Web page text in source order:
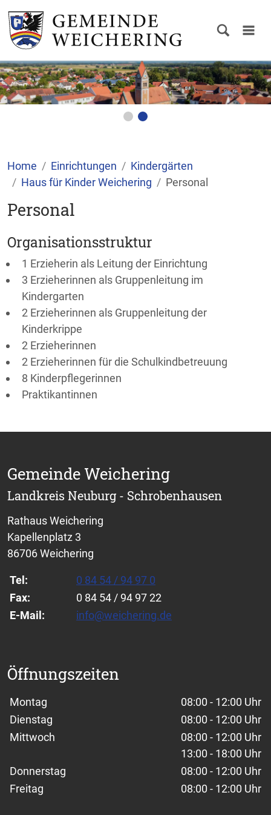
Home Einrichtungen
Kindergärten
Haus für Kinder Weichering
Personal
Personal
Organisationsstruktur
1 Erzieherin als Leitung der Einrichtung
3 Erzieherinnen als Gruppenleitung im
Kindergarten
2 Erzieherinnen als Gruppenleitung der
Kinderkrippe
2 Erzieherinnen
2 Erzieherinnen für die Schulkindbetreuung
8 Kinderpflegerinnen
Praktikantinnen
Gemeinde Weichering
Landkreis Neuburg - Schrobenhausen
Rathaus Weichering
Kapellenplatz 3
86706 Weichering
Tel:
0 84 54 / 94 97 0
Fax:
0 84 54 / 94 97 22
E-Mail:
info@weichering.de
Öffnungszeiten
Wochentage / Monate
Öffnungszeiten / Hinweise
Montag
08:00 - 12:00 Uhr
Dienstag
08:00 - 12:00 Uhr
Mittwoch
08:00 - 12:00 Uhr
13:00 - 18:00 Uhr
Donnerstag
08:00 - 12:00 Uhr
Freitag
08:00 - 12:00 Uhr